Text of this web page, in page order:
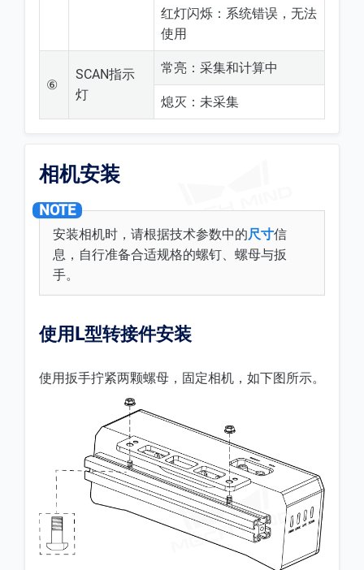
红灯闪烁：系统错误，无法
使用
⑥
SCAN指示
灯
常亮：采集和计算中
熄灭：未采集
相机安装
安装相机时，请根据技术参数中的尺寸信
息，自行准备合适规格的螺钉、螺母与扳
手。
使用L型转接件安装
使用扳手拧紧两颗螺母，固定相机，如下图所示。